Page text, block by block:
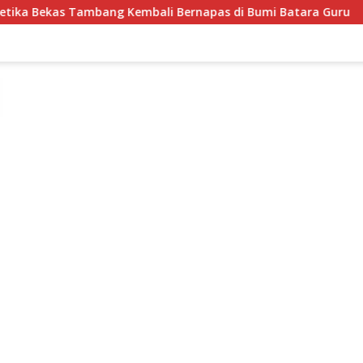
Kembali Bernapas di Bumi Batara Guru Semarakkan